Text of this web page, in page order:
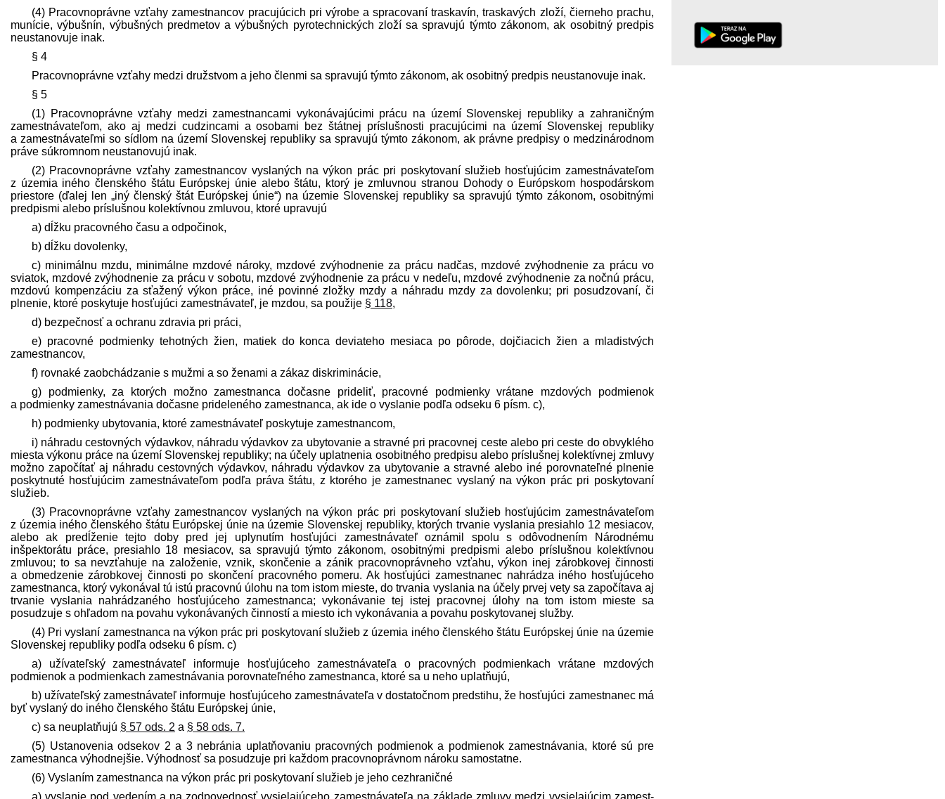
(4) Pracovnoprávne vzťahy zamestnancov pracujúcich pri výrobe a spracovaní traskavín, traskavých zloží, čierneho prachu,
munície, výbušnín, výbušných pred­metov a výbušných pyrotechnických zloží sa spravujú týmto zákonom, ak osobitný pred­pis
neustanovuje inak.
§ 4
Pracovnoprávne vzťahy medzi družstvom a jeho členmi sa spravujú týmto zákonom, ak osobitný pred­pis neustanovuje inak.
§ 5
(1) Pracovnoprávne vzťahy medzi zamestnancami vykonávajúcimi prácu na území Slovenskej republiky a zahraničným
zamest­návateľom, ako aj medzi cudzincami a osobami bez štátnej príslušnosti pracujúcimi na území Slovenskej republiky
a zamest­návateľmi so sídlom na území Slovenskej republiky sa spravujú týmto zákonom, ak právne pred­pisy o medzinárodnom
práve súkromnom neustanovujú inak.
(2) Pracovnoprávne vzťahy zamestnancov vyslaných na výkon prác pri poskytovaní služieb hosťujúcim zamest­návateľom
z územia iného členského štátu Európskej únie alebo štátu, ktorý je zmluvnou stranou Dohody o Európskom hospodárskom
priestore (ďalej len „iný členský štát Európskej únie“) na územie Slovenskej republiky sa spravujú týmto zákonom, osobitnými
pred­pismi alebo príslušnou kolektívnou zmluvou, ktoré upravujú
a) dĺžku pracovného času a odpočinok,
b) dĺžku dovolenky,
c) minimálnu mzdu, minimálne mzdové nároky, mzdové zvýhodnenie za prácu nadčas, mzdové zvýhodnenie za prácu vo
sviatok, mzdové zvýhodnenie za prácu v sobotu, mzdové zvýhodnenie za prácu v nedeľu, mzdové zvýhodnenie za nočnú prácu,
mzdovú kompenzáciu za sťažený výkon práce, iné povinné zložky mzdy a náhradu mzdy za dovolenku; pri posudzovaní, či
plnenie, ktoré poskytuje hosťujúci zamest­návateľ, je mzdou, sa použije § 118,
d) bezpečnosť a ochranu zdravia pri práci,
e) pracovné podmienky tehotných žien, matiek do konca deviateho mesiaca po pôrode, dojčiacich žien a mladistvých
zamestnancov,
f) rovnaké zaobchádzanie s mužmi a so ženami a zákaz diskriminácie,
g) podmienky, za ktorých možno zamestnanca dočasne prideliť, pracovné podmienky vrátane mzdových podmienok
a podmienky zamestnávania dočasne prideleného zamestnanca, ak ide o vyslanie podľa odseku 6 písm. c),
h) podmienky ubytovania, ktoré zamest­návateľ poskytuje zamestnancom,
i) náhradu cestovných výdavkov, náhradu výdavkov za ubytovanie a stravné pri pracovnej ceste alebo pri ceste do obvyklého
miesta výkonu práce na území Slovenskej republiky; na účely uplatnenia osobitného pred­pisu alebo príslušnej kolektívnej zmluvy
možno započítať aj náhradu cestovných výdavkov, náhradu výdavkov za ubytovanie a stravné alebo iné porovnateľné plnenie
poskytnuté hosťujúcim zamest­návateľom podľa práva štátu, z ktorého je zamestnanec vyslaný na výkon prác pri poskytovaní
služieb.
(3) Pracovnoprávne vzťahy zamestnancov vyslaných na výkon prác pri poskytovaní služieb hosťujúcim zamest­návateľom
z územia iného členského štátu Európskej únie na územie Slovenskej republiky, ktorých trvanie vyslania presiahlo 12 mesiacov,
alebo ak predĺženie tejto doby pred jej uplynutím hosťujúci zamest­návateľ oznámil spolu s odôvodnením Národnému
inšpektorátu práce, presiahlo 18 mesiacov, sa spravujú týmto zákonom, osobitnými pred­pismi alebo príslušnou kolektívnou
zmluvou; to sa nevzťahuje na založenie, vznik, skončenie a zánik pracovnoprávneho vzťahu, výkon inej zárobkovej činnosti
a obmedzenie zárobkovej činnosti po skončení pracovného pomeru. Ak hosťujúci zamestnanec nahrádza iného hosťujúceho
zamestnanca, ktorý vykonával tú istú pracovnú úlohu na tom istom mieste, do trvania vyslania na účely prvej vety sa započítava aj
trvanie vyslania nahrádzaného hosťujúceho zamestnanca; vykonávanie tej istej pracovnej úlohy na tom istom mieste sa
posudzuje s ohľadom na povahu vykonávaných činností a miesto ich vykonávania a povahu poskytovanej služby.
(4) Pri vyslaní zamestnanca na výkon prác pri poskytovaní služieb z územia iného členského štátu Európskej únie na územie
Slovenskej republiky podľa odseku 6 písm. c)
a) užívateľský zamest­návateľ informuje hosťujúceho zamest­návateľa o pracovných podmienkach vrátane mzdových
podmienok a podmienkach zamestnávania porovnateľného zamestnanca, ktoré sa u neho uplatňujú,
b) užívateľský zamest­návateľ informuje hosťujúceho zamest­návateľa v dostatočnom pred­stihu, že hosťujúci zamestnanec má
byť vyslaný do iného členského štátu Európskej únie,
c) sa neuplatňujú § 57 ods. 2 a § 58 ods. 7.
(5) Ustanovenia odsekov 2 a 3 nebránia uplatňovaniu pracovných podmienok a podmienok zamestnávania, ktoré sú pre
zamestnanca výhodnejšie. Výhodnosť sa posudzuje pri každom pracovnoprávnom nároku samostatne.
(6) Vyslaním zamestnanca na výkon prác pri poskytovaní služieb je jeho cezhraničné
a) vyslanie pod vedením a na zodpovednosť vysielajúceho zamest­návateľa na základe zmluvy medzi vysielajúcim zamest­